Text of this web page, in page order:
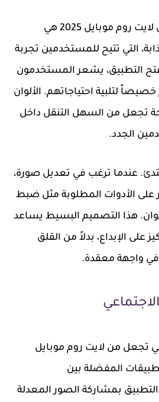
من أبرز مميزات تطبيق لايت روم موبايل 2025 هي
التي تتيح للمستخدمين تجربة
التطبيق، يشعر المستخدمون
لتلبية احتياجاتهم. الألوان
تجعل من السهل التنقل داخل
الجدد.
عندما ترغب في تعديل صورة،
على الأدوات المطلوبة مثل ضبط
هذا التصميم البسيط يساعد
على الإبداع، بدلاً من القلق
واجهة معقدة.
تجعل من لايت روم موبايل
التطبيقات المفضلة بين
بمشاركة الصور المعدلة